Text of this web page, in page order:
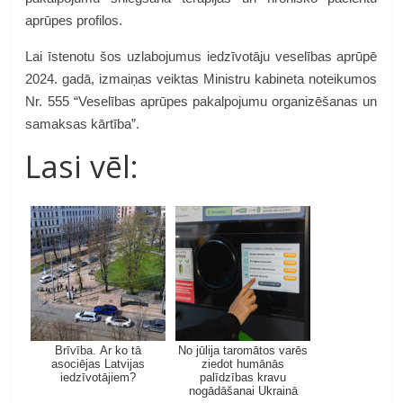
aprūpes profilos.
Lai īstenotu šos uzlabojumus iedzīvotāju veselības aprūpē
2024. gadā, izmaiņas veiktas Ministru kabineta noteikumos
Nr. 555 “Veselības aprūpes pakalpojumu organizēšanas un
samaksas kārtība”.
Lasi vēl:
Brīvība. Ar ko tā
asociējas Latvijas
iedzīvotājiem?
No jūlija taromātos varēs
ziedot humānās
palīdzības kravu
nogādāšanai Ukrainā